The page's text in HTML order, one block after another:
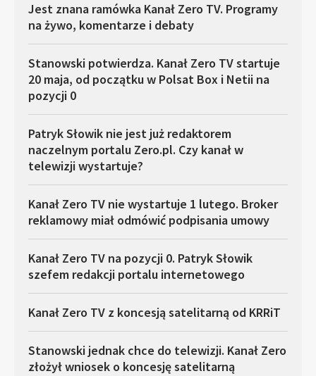
Jest znana ramówka Kanał Zero TV. Programy
na żywo, komentarze i debaty
Stanowski potwierdza. Kanał Zero TV startuje
20 maja, od początku w Polsat Box i Netii na
pozycji 0
Patryk Słowik nie jest już redaktorem
naczelnym portalu Zero.pl. Czy kanał w
telewizji wystartuje?
Kanał Zero TV nie wystartuje 1 lutego. Broker
reklamowy miał odmówić podpisania umowy
Kanał Zero TV na pozycji 0. Patryk Słowik
szefem redakcji portalu internetowego
Kanał Zero TV z koncesją satelitarną od KRRiT
Stanowski jednak chce do telewizji. Kanał Zero
złożył wniosek o koncesję satelitarną